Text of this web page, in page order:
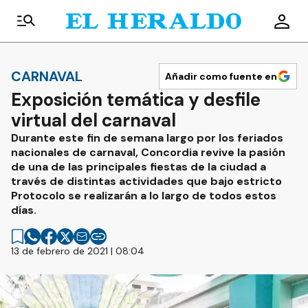
CARNAVAL Añadir como fuente en
Exposición temática y desfile
virtual del carnaval
Durante este fin de semana largo por los feriados
nacionales de carnaval, Concordia revive la pasión
de una de las principales fiestas de la ciudad a
través de distintas actividades que bajo estricto
Protocolo se realizarán a lo largo de todos estos
días.
13 de febrero de 2021 | 08:04